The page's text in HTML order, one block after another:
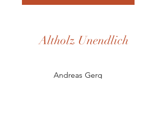
Altholz Unendlich
Andreas Gerg